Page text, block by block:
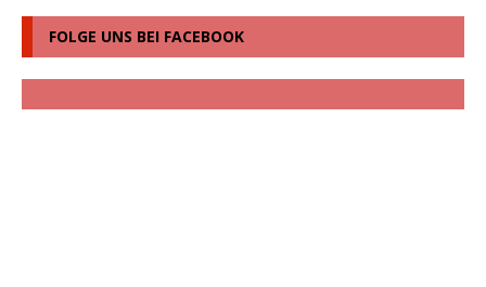
FOLGE UNS BEI FACEBOOK